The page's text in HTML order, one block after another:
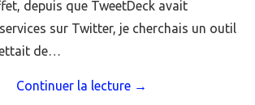
depuis que TweetDeck avait
sur Twitter, je cherchais un outil
de…
Continuer la lecture →